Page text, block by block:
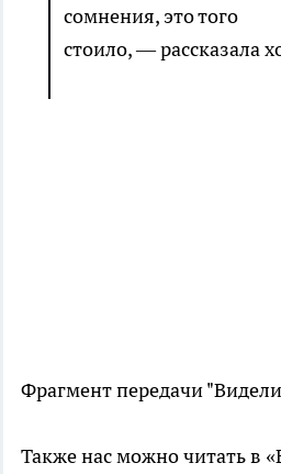
сомнения, это того
стоило, — рассказала
Фрагмент передачи
Также нас можно читать в